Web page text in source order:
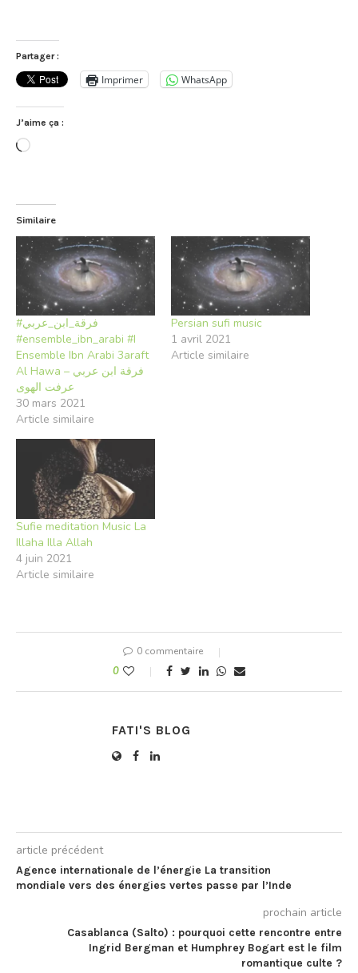
Partager :
Imprimer WhatsApp
J’aime ça :
Chargement…
Similaire
#فرقة_ابن_عربي
#ensemble_ibn_arabi #I
Ensemble Ibn Arabi 3araft
Al Hawa فرقة ابن عربي –
عرفت الهوى
30 mars 2021
Article similaire
Persian sufi music
1 avril 2021
Article similaire
Sufie meditation Music La
Illaha Illa Allah
4 juin 2021
Article similaire
0 commentaire
0
FATI'S BLOG
article précédent
Agence internationale de l’énergie La transition
mondiale vers des énergies vertes passe par l’Inde
prochain article
Casablanca (Salto) : pourquoi cette rencontre entre
Ingrid Bergman et Humphrey Bogart est le film
romantique culte ?